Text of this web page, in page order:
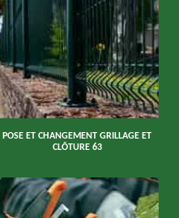
POSE ET CHANGEMENT GRILLAGE ET
CLÔTURE 63